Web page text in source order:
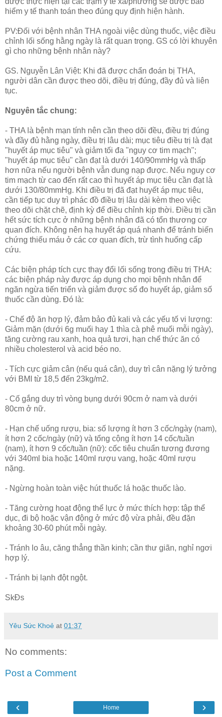
hiểm y tế thanh toán theo đúng quy định hiện hành.
PV:Đối với bệnh nhân THA ngoài việc dùng thuốc, việc điều
chỉnh lối sống hằng ngày là rất quan trọng. GS có lời khuyên
gì cho những bệnh nhân này?
GS. Nguyễn Lân Việt: Khi đã được chẩn đoán bị THA,
người dân cần được theo dõi, điều trị đúng, đầy đủ và liên
tục.
Nguyên tắc chung:
- THA là bệnh mạn tính nên cần theo dõi đều, điều trị đúng
và đầy đủ hằng ngày, điều trị lâu dài; mục tiêu điều trị là đạt
"huyết áp mục tiêu" và giảm tối đa "nguy cơ tim mạch";
"huyết áp mục tiêu" cần đạt là dưới 140/90mmHg và thấp
hơn nữa nếu người bệnh vẫn dung nạp được. Nếu nguy cơ
tim mạch từ cao đến rất cao thì huyết áp mục tiêu cần đạt là
dưới 130/80mmHg. Khi điều trị đã đạt huyết áp mục tiêu,
cần tiếp tục duy trì phác đồ điều trị lâu dài kèm theo việc
theo dõi chặt chẽ, định kỳ để điều chỉnh kịp thời. Điều trị cần
hết sức tích cực ở những bệnh nhân đã có tổn thương cơ
quan đích. Không nên hạ huyết áp quá nhanh để tránh biến
chứng thiếu máu ở các cơ quan đích, trừ tình huống cấp
cứu.
Các biện pháp tích cực thay đổi lối sống trong điều trị THA:
các biện pháp này được áp dụng cho mọi bệnh nhân để
ngăn ngừa tiến triển và giảm được số đo huyết áp, giảm số
thuốc cần dùng. Đó là:
- Chế độ ăn hợp lý, đảm bảo đủ kali và các yếu tố vi lượng:
Giảm mặn (dưới 6g muối hay 1 thìa cà phê muối mỗi ngày),
tăng cường rau xanh, hoa quả tươi, hạn chế thức ăn có
nhiều cholesterol và acid béo no.
- Tích cực giảm cân (nếu quá cân), duy trì cân nặng lý tưởng
với BMI từ 18,5 đến 23kg/m2.
- Cố gắng duy trì vòng bụng dưới 90cm ở nam và dưới
80cm ở nữ.
- Hạn chế uống rượu, bia: số lượng ít hơn 3 cốc/ngày (nam),
ít hơn 2 cốc/ngày (nữ) và tổng cộng ít hơn 14 cốc/tuần
(nam), ít hơn 9 cốc/tuần (nữ): cốc tiêu chuẩn tương đương
với 340ml bia hoặc 140ml rượu vang, hoặc 40ml rượu
nặng.
- Ngừng hoàn toàn việc hút thuốc lá hoặc thuốc lào.
- Tăng cường hoạt động thể lực ở mức thích hợp: tập thể
dục, đi bộ hoặc vận động ở mức độ vừa phải, đều đặn
khoảng 30-60 phút mỗi ngày.
- Tránh lo âu, căng thẳng thần kinh; cần thư giãn, nghỉ ngơi
hợp lý.
- Tránh bị lạnh đột ngột.
SkĐs
Yêu Sức Khoẻ at 01:37
No comments:
Post a Comment
‹ ›
Home